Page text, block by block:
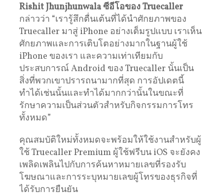
Rishit Jhunjhunwala ซีอีโอของ Truecaller
กล่าวว่า “เรารู้สึกตื่นเต้นที่ได้นำศักยภาพของ
Truecaller มาสู่ iPhone อย่างเต็มรูปแบบ เราเห็น
ศักยภาพและการเติบโตอย่างมากในฐานผู้ใช้
iPhone ของเรา และความเท่าเทียมกับ
ประสบการณ์ Android ของ Truecaller นั้นเป็น
สิ่งที่พวกเขาปรารถนามากที่สุด การอัปเดตนี้
ทำได้เช่นนั้นและทำได้มากกว่านั้นในขณะที่
รักษาความเป็นส่วนตัวสำหรับกิจกรรมการโทร
ทั้งหมด”
คุณสมบัติใหม่ทั้งหมดจะพร้อมให้ใช้งานสำหรับผู้
ใช้ Truecaller Premium ผู้ใช้ฟรีบน iOS จะยังคง
เพลิดเพลินไปกับการค้นหาหมายเลขที่รองรับ
โฆษณาและการระบุหมายเลขผู้โทรของธุรกิจที่
ได้รับการยืนยัน